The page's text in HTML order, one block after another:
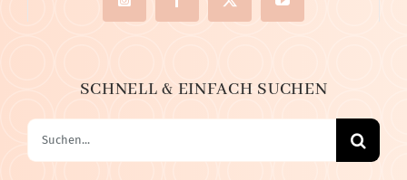
SCHNELL & EINFACH SUCHEN
Suche
nach: